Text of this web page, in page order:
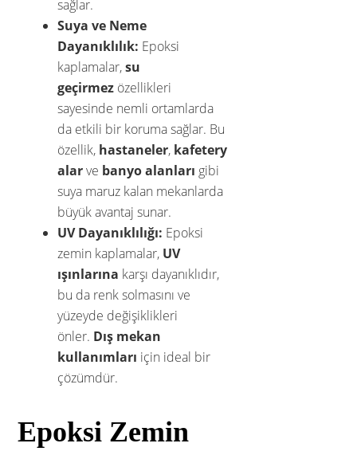
sağlar.
Suya ve Neme
Dayanıklılık: Epoksi
kaplamalar,su
geçirmez özellikleri
sayesinde nemli ortamlarda
da etkili bir koruma sağlar. Bu
özellik, hastaneler, kafetery
alarve banyo alanları gibi
suya maruz kalan mekanlarda
büyük avantaj sunar.
UV Dayanıklılığı: Epoksi
zemin kaplamalar, UV
ışınlarına karşı dayanıklıdır,
bu da renk solmasını ve
yüzeyde değişiklikleri
önler. Dış mekan
kullanımları için ideal bir
çözümdür.
Epoksi Zemin